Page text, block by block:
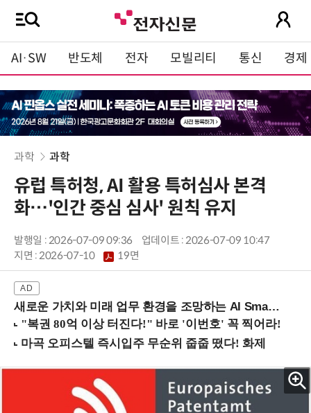
AI·SW 반도체 전자 모빌리티 통신 경제
과학 과학
유럽 특허청, AI 활용 특허심사 본격
화…'인간 중심 심사' 원칙 유지
발행일 : 2026-07-09 09:36
업데이트 : 2026-07-09 10:47
지면 :2026-07-10 19면
새로운 가치와 미래 업무 환경을 조망하는 AI Smart Work Summit 2026 (9/11 코엑스)